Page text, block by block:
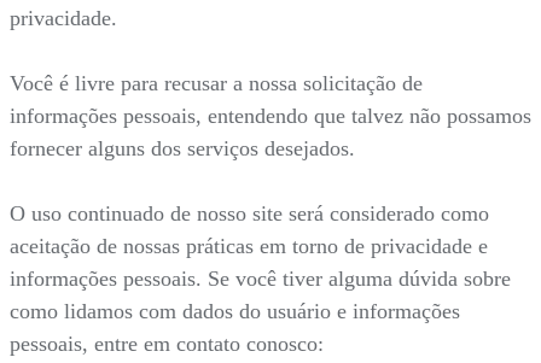
privacidade.
Você é livre para recusar a nossa solicitação de
informações pessoais, entendendo que talvez não possamos
fornecer alguns dos serviços desejados.
O uso continuado de nosso site será considerado como
aceitação de nossas práticas em torno de privacidade e
informações pessoais. Se você tiver alguma dúvida sobre
como lidamos com dados do usuário e informações
pessoais, entre em contato conosco: